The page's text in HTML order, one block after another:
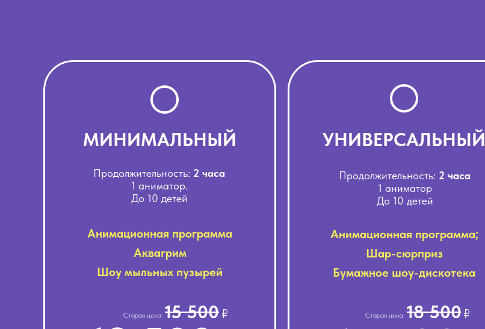
18 500₽
Старая цена:
15 500₽
Старая цена:
Продолжительность: 2 часа
1 аниматор.
До 10 детей
Анимационная программа
Аквагрим
Шоу мыльных пузырей
МИНИМАЛЬНЫЙ УНИВЕРСАЛЬНЫЙ
Продолжительность: 2 часа
1 аниматор
До 10 детей
Анимационная программа;
Шар-сюрприз
Бумажное шоу-дискотека